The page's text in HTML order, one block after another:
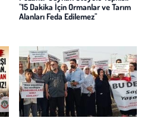
"15 Dakika İçin Ormanlar ve Tarım
Alanları Feda Edilemez"